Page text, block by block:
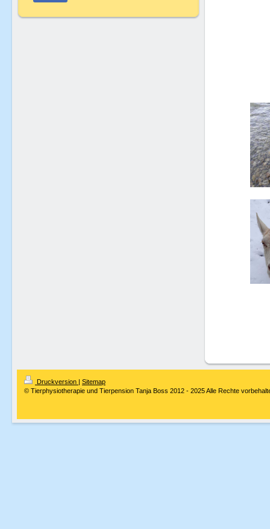
Druckversion
Sitemap
© Tierphysiotherapie und Tierpension Tanja Boss 2012 - 2025 Alle Rechte